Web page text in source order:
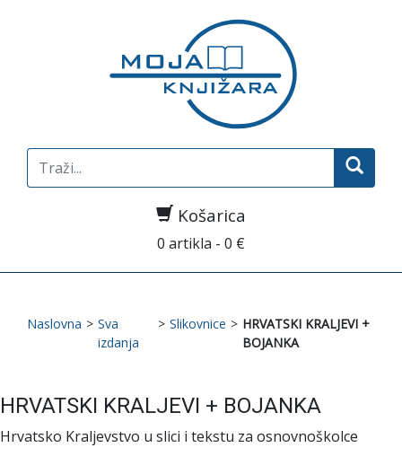
Search
for:
Košarica
0 artikla - 0 €
Naslovna > Sva
izdanja
> Slikovnice > HRVATSKI KRALJEVI +
BOJANKA
HRVATSKI KRALJEVI + BOJANKA
Hrvatsko Kraljevstvo u slici i tekstu za osnovnoškolce